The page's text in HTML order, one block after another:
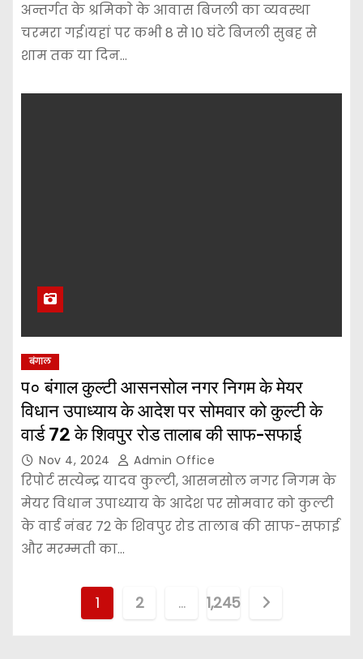
अन्तर्गत के श्रमिकाे के आवास बिजली का व्यवस्था
चरमरा गई।यहां पर कभी 8 से 10 घंटे बिजली सुबह से
शाम तक या दिन…
बंगाल
प० बंगाल कुल्टी आसनसोल नगर निगम के मेयर
विधान उपाध्याय के आदेश पर सोमवार को कुल्टी के
वार्ड 72 के शिवपुर रोड तालाब की साफ-सफाई
Nov 4, 2024 Admin Office
रिपोर्ट सत्येन्द्र यादव कुल्टी, आसनसोल नगर निगम के
मेयर विधान उपाध्याय के आदेश पर सोमवार को कुल्टी
के वार्ड नंबर 72 के शिवपुर रोड तालाब की साफ-सफाई
और मरम्मती का…
1 2 … 1,245